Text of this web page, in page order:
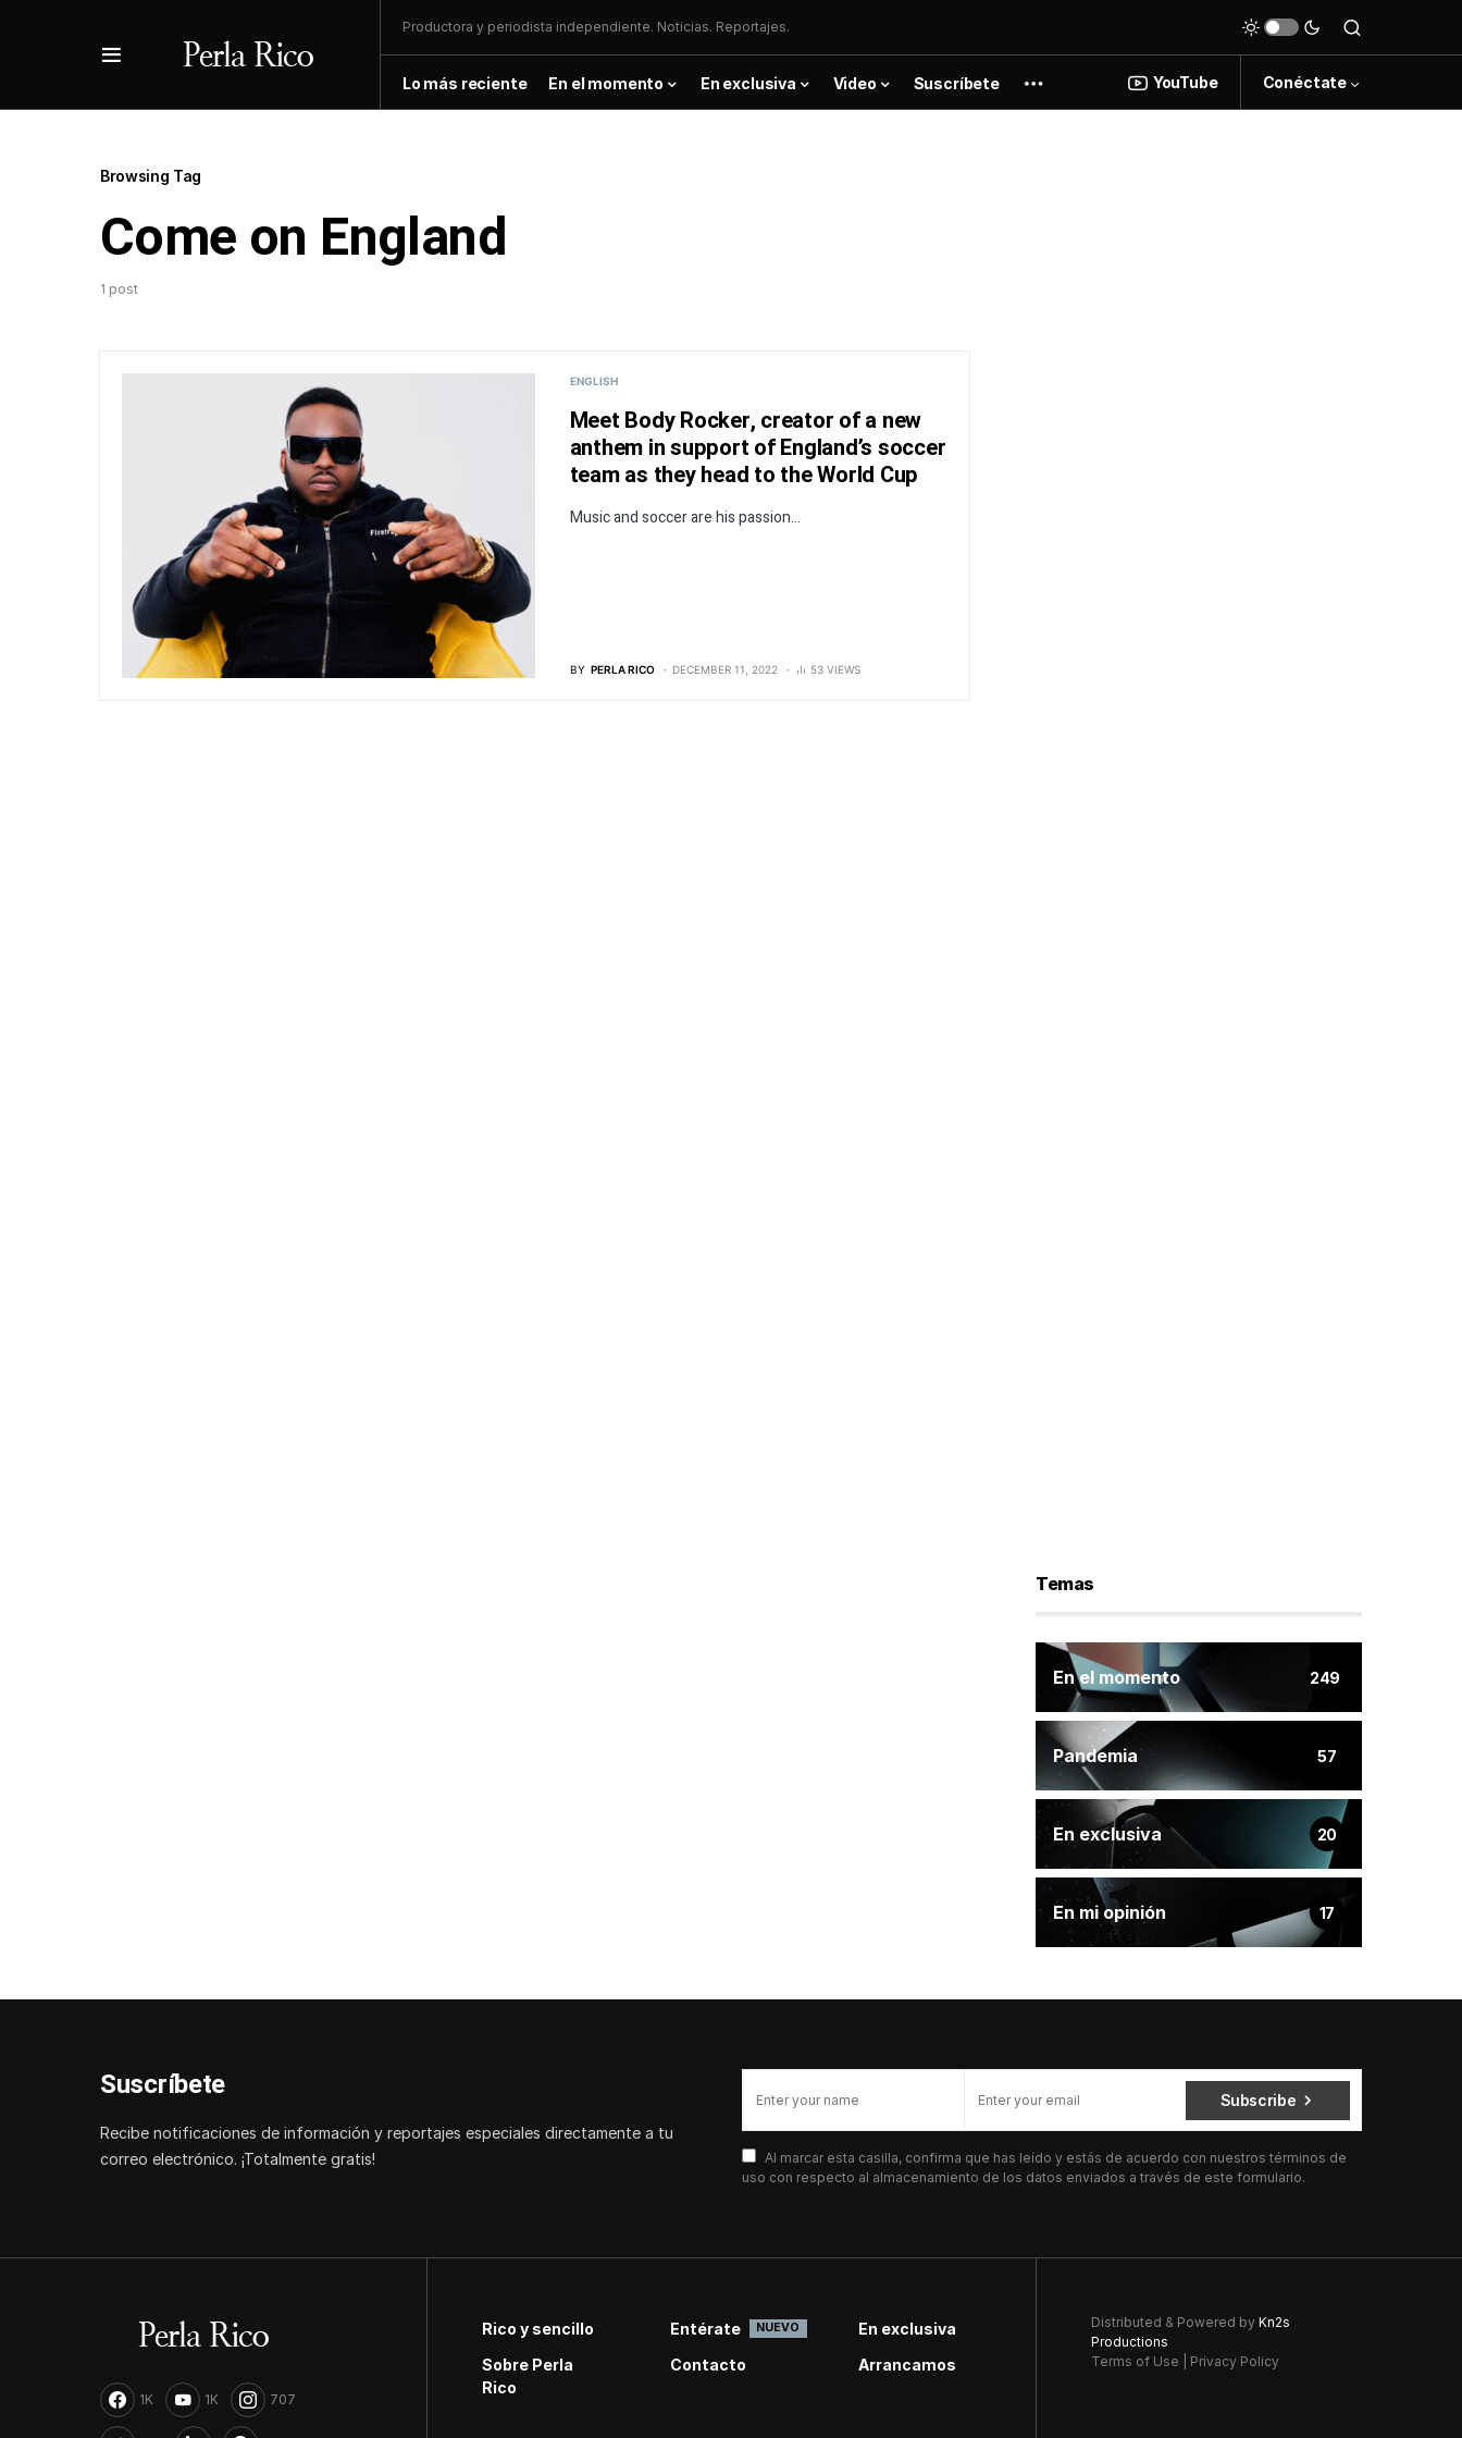
Productora y periodista independiente. Noticias. Reportajes.
Lo más reciente En el momento En exclusiva Video Suscríbete YouTube Conéctate
Browsing Tag
Come on England
1 post
ENGLISH
Meet Body Rocker, creator of a new
anthem in support of England’s soccer
team as they head to the World Cup
Music and soccer are his passion...
BY PERLA RICO DECEMBER 11, 2022 53 VIEWS
Temas
En el momento 249
Pandemia 57
En exclusiva 20
En mi opinión 17
Suscríbete
Recibe notificaciones de información y reportajes especiales directamente a tu
correo electrónico. ¡Totalmente gratis!
Subscribe
Al marcar esta casilla, confirma que has leído y estás de acuerdo con nuestros términos de
uso con respecto al almacenamiento de los datos enviados a través de este formulario.
1K 1K 707
Rico y sencillo Entérate NUEVO
En exclusiva
Sobre Perla
Rico
Contacto Arrancamos
Distributed & Powered by Kn2s
Productions
Terms of Use
Privacy Policy